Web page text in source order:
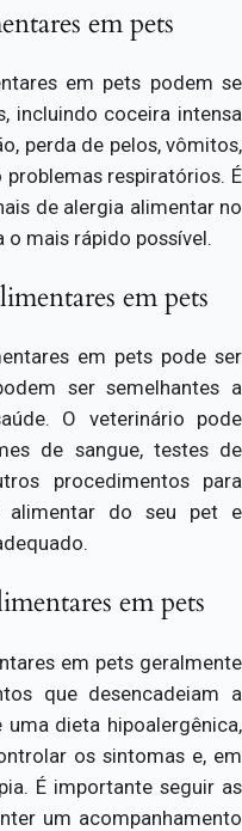
em pets
em pets podem se
incluindo coceira intensa
perda de pelos, vômitos,
respiratórios. É
de alergia alimentar no
o mais rápido possível.
em pets
em pets pode ser
ser semelhantes a
O veterinário pode
de sangue, testes de
procedimentos para
alimentar do seu pet e
em pets
em pets geralmente
que desencadeiam a
dieta hipoalergênica,
os sintomas e, em
É importante seguir as
um acompanhamento